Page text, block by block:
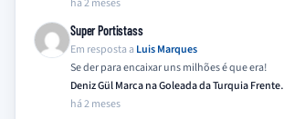
há 2 meses
Super Portistass
Em resposta a Luis Marques
Se der para encaixar uns milhões é que era!
Deniz Gül Marca na Goleada da Turquia
há 2 meses